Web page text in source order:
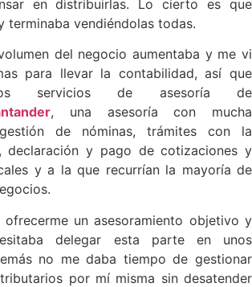
en distribuirlas. Lo cierto es que
terminaba vendiéndolas todas.
del negocio aumentaba y me vi
para llevar la contabilidad, así que
servicios de asesoría de
, una asesoría con mucha
de nóminas, trámites con la
declaración y pago de cotizaciones y
y a la que recurrían la mayoría de
un asesoramiento objetivo y
delegar esta parte en unos
no me daba tiempo de gestionar
por mí misma sin desatender